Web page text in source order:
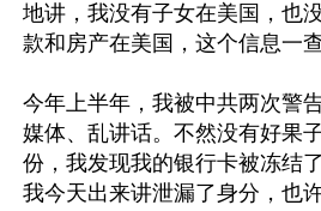
地讲，我没有子女在美国，也
款和房产在美国，这个信息一
今年上半年，我被中共两次警
媒体、乱讲话。不然没有好果
份，我发现我的银行卡被冻结
我今天出来讲泄漏了身分，也